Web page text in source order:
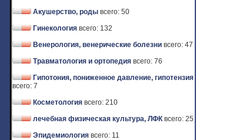
Акушерство, роды всего: 50
Гинекология всего: 132
Венерология, венерические болезни всего: 47
Травматология и ортопедия всего: 76
Гипотония, пониженное давление, гипотензия
всего: 7
Косметология всего: 210
лечебная физическая культура, ЛФК всего: 25
Эпидемиология всего: 11